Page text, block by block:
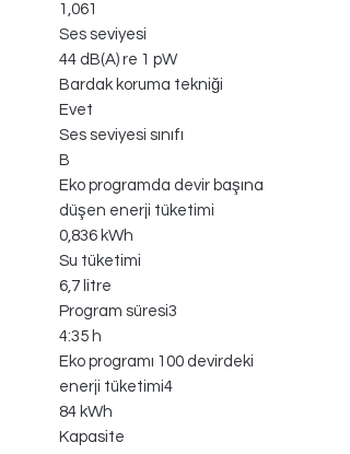
1,061
Ses seviyesi
44 dB(A) re 1 pW
Bardak koruma tekniği
Evet
Ses seviyesi sınıfı
B
Eko programda devir başına
düşen enerji tüketimi
0,836 kWh
Su tüketimi
6,7 litre
Program süresi3
4:35 h
Eko programı 100 devirdeki
enerji tüketimi4
84 kWh
Kapasite